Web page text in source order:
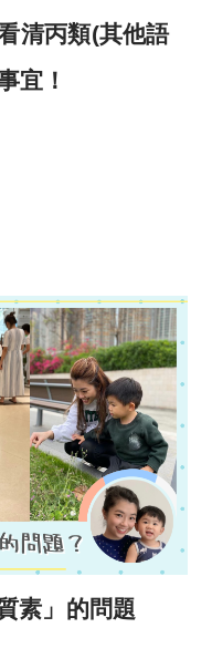
清丙類(其他語
宜！
素」的問題